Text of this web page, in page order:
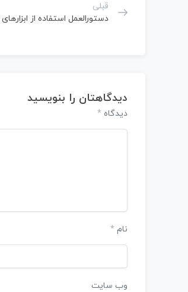
قبلی
دستورالعمل استفاده از
دیدگاهتان را بنویسید
دیدگاه *
نام *
وب‌ سایت